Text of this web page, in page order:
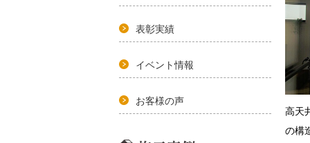
表彰実績
イベント情報
お客様の声
高天
の構